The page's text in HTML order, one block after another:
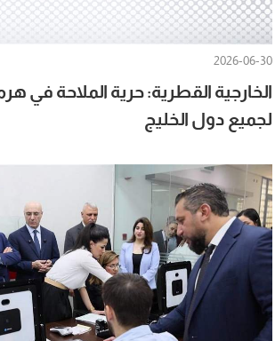
2026-06-30
الخارجية القطرية: حرية الملاحة في
لجميع دول الخليج